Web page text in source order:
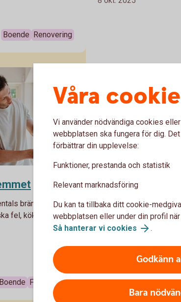
Boende Renovering
ett hem som verkligen
ger dig sex tips på vad
bränder, ofta
fel, köksolyckor
kommer våra bästa
risken för brand.
Boende Försäkringar
Skadedjur i
försäkring mot
Skadedjur kan vara
och lägenhetsägare.
du kan göra för att
8 okt. 2025
Våra
Vi använder nödvändiga cookies
webbplatsen ska fungera för dig.
förbättrar din upplevelse:
Funktioner, prestanda och statistik
Relevant marknadsföring
Du kan ta tillbaka ditt cookie-
webbplatsen eller under din profil
Så hanterar vi cookies
.
Godkänn
Bara